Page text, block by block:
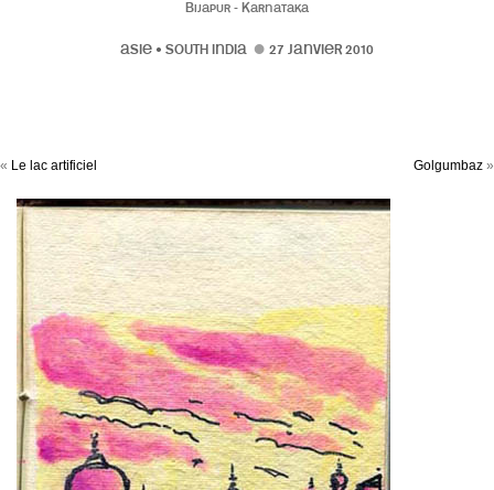
Bijapur - Karnataka
ASIE • SOUTH INDIA 27 JANVIER 2010
« Le lac artificiel Golgumbaz »